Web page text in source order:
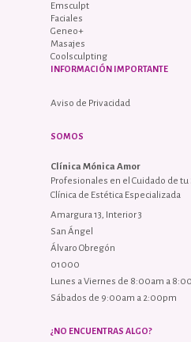
Emsculpt
Faciales
Geneo+
Masajes
Coolsculpting
INFORMACIÓN IMPORTANTE
Aviso de Privacidad
SOMOS
Clínica Mónica Amor
Profesionales en el Cuidado de tu
Clínica de Estética Especializada
Amargura 13, Interior 3
San Ángel
Álvaro Obregón
01000
Lunes a Viernes de 8:00am a
Sábados de 9:00am a 2:00pm
¿NO ENCUENTRAS ALGO?